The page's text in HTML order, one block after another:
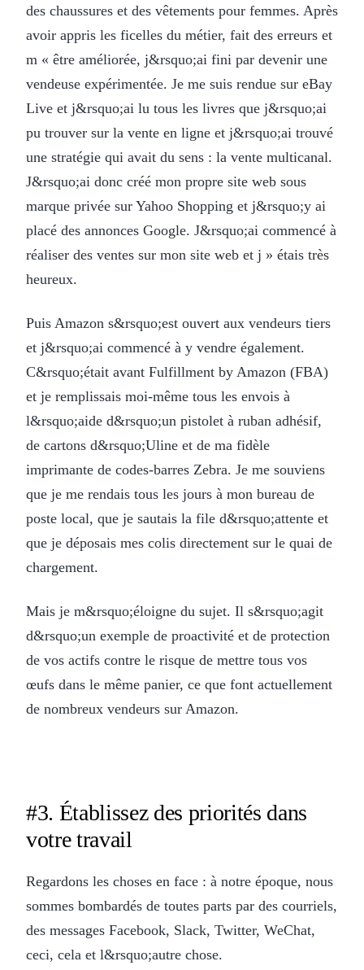
des chaussures et des vêtements pour femmes. Après
avoir appris les ficelles du métier, fait des erreurs et
m « être améliorée, j&rsquo;ai fini par devenir une
vendeuse expérimentée. Je me suis rendue sur eBay
Live et j&rsquo;ai lu tous les livres que j&rsquo;ai
pu trouver sur la vente en ligne et j&rsquo;ai trouvé
une stratégie qui avait du sens : la vente multicanal.
J&rsquo;ai donc créé mon propre site web sous
marque privée sur Yahoo Shopping et j&rsquo;y ai
placé des annonces Google. J&rsquo;ai commencé à
réaliser des ventes sur mon site web et j » étais très
heureux.
Puis Amazon s&rsquo;est ouvert aux vendeurs tiers
et j&rsquo;ai commencé à y vendre également.
C&rsquo;était avant Fulfillment by Amazon (FBA)
et je remplissais moi-même tous les envois à
l&rsquo;aide d&rsquo;un pistolet à ruban adhésif,
de cartons d&rsquo;Uline et de ma fidèle
imprimante de codes-barres Zebra. Je me souviens
que je me rendais tous les jours à mon bureau de
poste local, que je sautais la file d&rsquo;attente et
que je déposais mes colis directement sur le quai de
chargement.
Mais je m&rsquo;éloigne du sujet. Il s&rsquo;agit
d&rsquo;un exemple de proactivité et de protection
de vos actifs contre le risque de mettre tous vos
œufs dans le même panier, ce que font actuellement
de nombreux vendeurs sur Amazon.
#3. Établissez des priorités dans
votre travail
Regardons les choses en face : à notre époque, nous
sommes bombardés de toutes parts par des courriels,
des messages Facebook, Slack, Twitter, WeChat,
ceci, cela et l&rsquo;autre chose.